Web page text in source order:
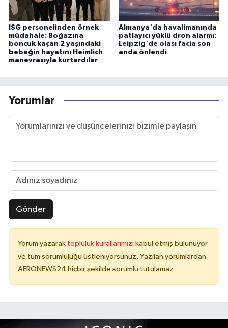
ISG personelinden örnek
müdahale: Boğazına
boncuk kaçan 2 yaşındaki
bebeğin hayatını Heimlich
manevrasıyla kurtardılar
Almanya'da havalimanında
patlayıcı yüklü dron alarmı:
Leipzig'de olası facia son
anda önlendi
Yorumlar
Gönder
Yorum yazarak topluluk kurallarımızı kabul etmiş bulunuyor
ve tüm sorumluluğu üstleniyorsunuz. Yazılan yorumlardan
AERONEWS24 hiçbir şekilde sorumlu tutulamaz.